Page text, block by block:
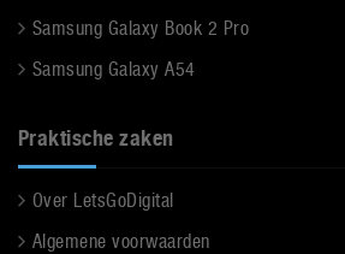
Samsung Galaxy Book 2 Pro
Samsung Galaxy A54
Praktische zaken
Over LetsGoDigital
Algemene voorwaarden